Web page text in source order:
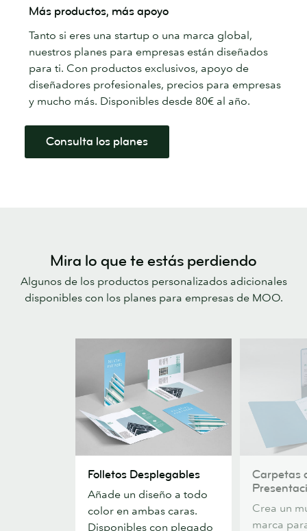
Más productos, más apoyo
Tanto si eres una startup o una marca global,
nuestros planes para empresas están diseñados
para ti. Con productos exclusivos, apoyo de
diseñadores profesionales, precios para empresas
y mucho más. Disponibles desde 80€ al año.
Consulta los planes
Mira lo que te estás perdiendo
Algunos de los productos personalizados adicionales
disponibles con los planes para empresas de MOO.
Desplegables
Folletos Desplegables
Añade un diseño a todo
color en ambas caras.
Disponibles con plegado
Presentación
Carpetas
Crea un
marca